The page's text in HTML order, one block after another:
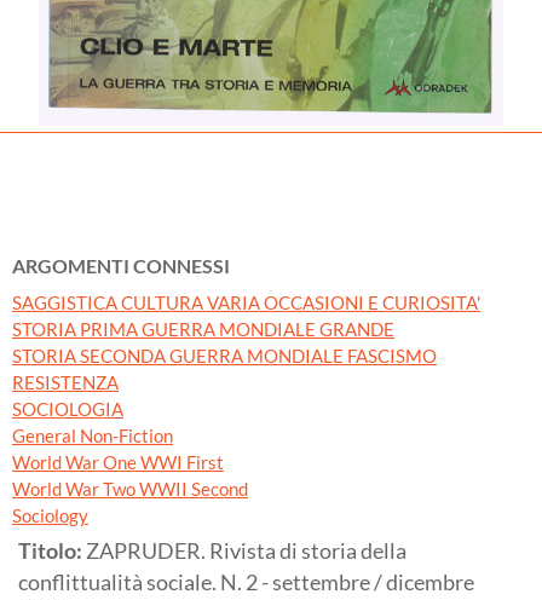
ARGOMENTI CONNESSI
SAGGISTICA CULTURA VARIA OCCASIONI E CURIOSITA'
STORIA PRIMA GUERRA MONDIALE GRANDE
STORIA SECONDA GUERRA MONDIALE FASCISMO
RESISTENZA
SOCIOLOGIA
General Non-Fiction
World War One WWI First
World War Two WWII Second
Sociology
Titolo:ZAPRUDER. Rivista di storia della
conflittualità sociale. N. 2 - settembre / dicembre